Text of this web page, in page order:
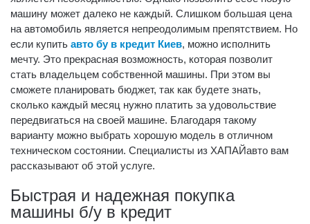
машину может далеко не каждый. Слишком большая цена
на автомобиль является непреодолимым препятствием. Но
если купить авто бу в кредит Киев, можно исполнить
мечту. Это прекрасная возможность, которая позволит
стать владельцем собственной машины. При этом вы
сможете планировать бюджет, так как будете знать,
сколько каждый месяц нужно платить за удовольствие
передвигаться на своей машине. Благодаря такому
варианту можно выбрать хорошую модель в отличном
техническом состоянии. Специалисты из ХАПАЙавто вам
рассказывают об этой услуге.
Быстрая и надежная покупка
машины б/у в кредит